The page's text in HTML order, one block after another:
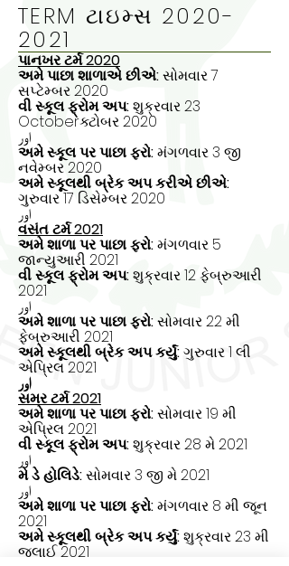
TERM ટાઇમ્સ 2020-
2021
પાનખર ટર્મ 2020
અમે પાછા શાળાએ છીએ:સોમવાર 7
સપ્ટેમ્બર 2020
વી સ્કૂલ ફ્રોમ અપ:શુક્રવાર 23
Octoberક્ટોબર 2020
اور
અમે સ્કૂલ પર પાછા ફરો:મંગળવાર 3 જી
નવેમ્બર 2020
અમે સ્કૂલથી બ્રેક અપ કરીએ છીએ:
ગુરુવાર 17 ડિસેમ્બર 2020
اور
વસંત ટર્મ 2021
અમે શાળા પર પાછા ફરો:મંગળવાર 5
જાન્યુઆરી 2021
વી સ્કૂલ ફ્રોમ અપ:શુક્રવાર 12 ફેબ્રુઆરી
2021
اور
અમે શાળા પર પાછા ફરો:સોમવાર 22 મી
ફેબ્રુઆરી 2021
અમે સ્કૂલથી બ્રેક અપ કર્યું:ગુરુવાર 1 લી
એપ્રિલ 2021
اور
સમર ટર્મ 2021
અમે શાળા પર પાછા ફરો:સોમવાર 19 મી
એપ્રિલ 2021
વી સ્કૂલ ફ્રોમ અપ:શુક્રવાર 28 મે 2021
اور
મે ડે હોલિડે:સોમવાર 3 જી મે 2021
اور
અમે શાળા પર પાછા ફરો:મંગળવાર 8 મી જૂન
2021
અમે સ્કૂલથી બ્રેક અપ કર્યું:શુક્રવાર 23 મી
જુલાઈ 2021